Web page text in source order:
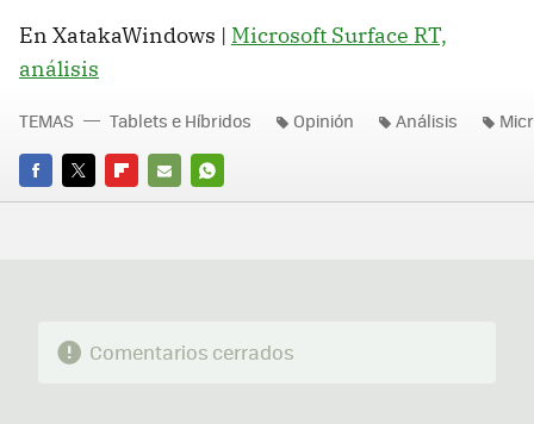
En XatakaWindows | Microsoft Surface RT,
análisis
FACEBOOK
TWITTERFLIPBOARD
E-
WHATSAPP
TEMAS Tablets e Híbridos Opinión Análisis
Comentarios cerrados